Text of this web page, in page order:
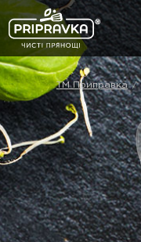
ТМ Приправка /